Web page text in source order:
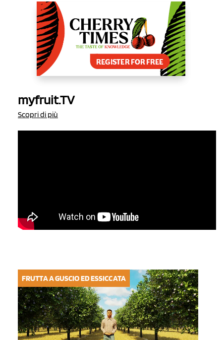
myfruit.TV
Scopri di più
FRUTTA A GUSCIO ED ESSICCATA